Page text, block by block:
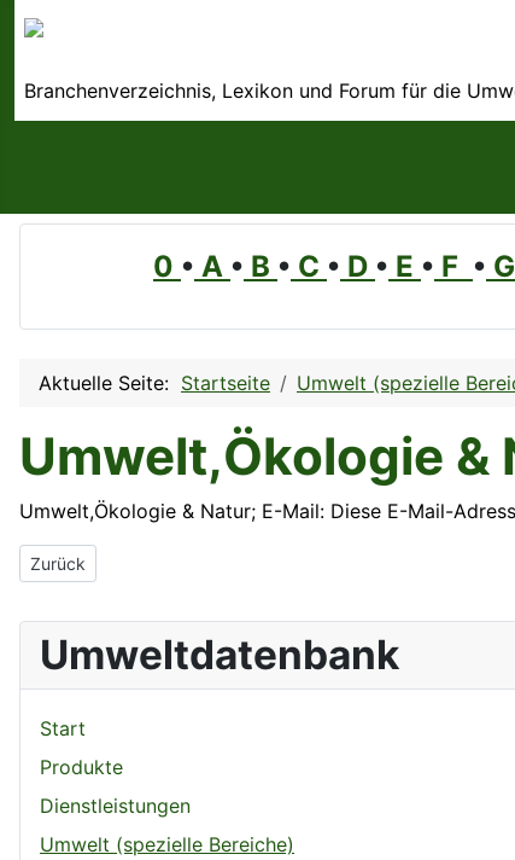
Branchenverzeichnis, Lexikon und Forum für die
0 • A • B • C • D • E • F • G
Aktuelle Seite: Startseite Umwelt (spezielle
Umwelt,Ökologie &
Umwelt,Ökologie & Natur; E-Mail: Diese E-Mail-
Vorheriger Beitrag: Umwelt-Messtechnik und -Beratung
Zurück
Umweltdatenbank
Start
Produkte
Dienstleistungen
Umwelt (spezielle Bereiche)